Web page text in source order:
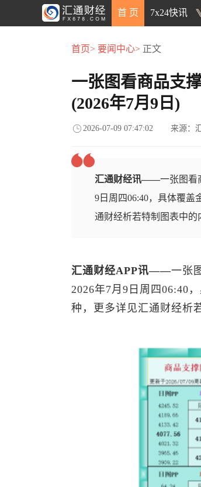
首 页 7x24快讯
首页> 要闻中心> 正文
一张图看商品支
(2026年7月9日)
2026-07-09 07:47:02 来源：
汇通财经讯——一张图看
9日周四06:40，具体覆盖
通财经析若特制图表中的
汇通财经APP讯——一张
2026年7月9日周四06:40
种，更多详见汇通财经析